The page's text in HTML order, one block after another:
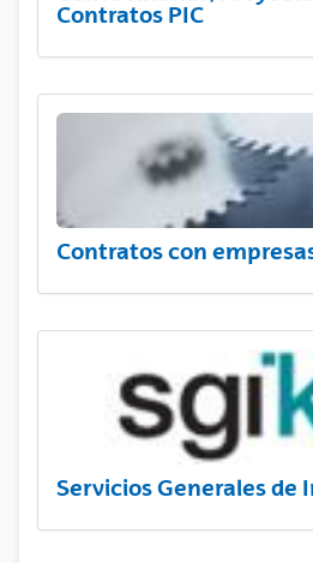
Contratos PIC
Contratos con
Servicios Generales de